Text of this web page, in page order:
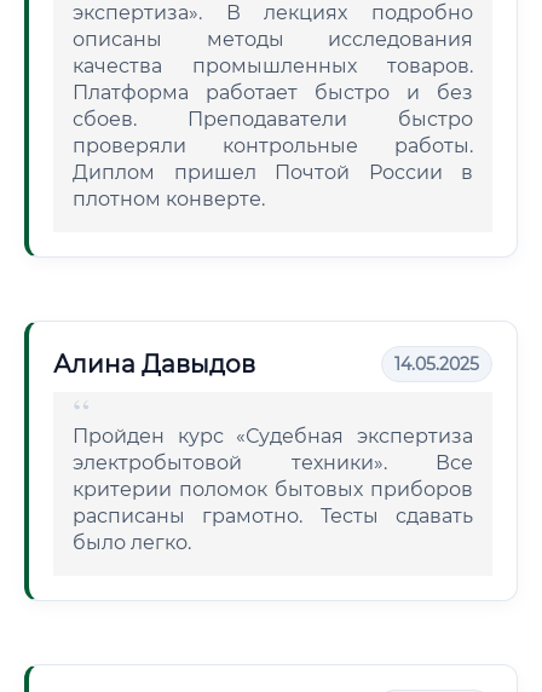
экспертиза». В лекциях подробно
описаны методы исследования
качества промышленных товаров.
Платформа работает быстро и без
сбоев. Преподаватели быстро
проверяли контрольные работы.
Диплом пришел Почтой России в
плотном конверте.
Алина Давыдов 14.05.2025
Пройден курс «Судебная экспертиза
электробытовой техники». Все
критерии поломок бытовых приборов
расписаны грамотно. Тесты сдавать
было легко.